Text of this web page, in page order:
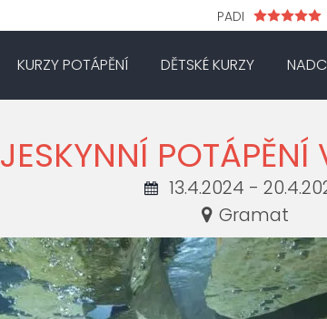
PADI
KURZY POTÁPĚNÍ DĚTSKÉ KURZY
JESKYNNÍ POTÁPĚNÍ
13.4.2024 -
Gramat